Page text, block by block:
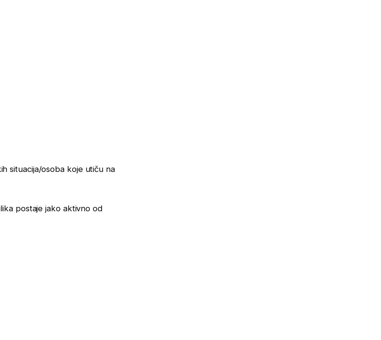
situacija/osoba koje utiču na
postaje jako aktivno od